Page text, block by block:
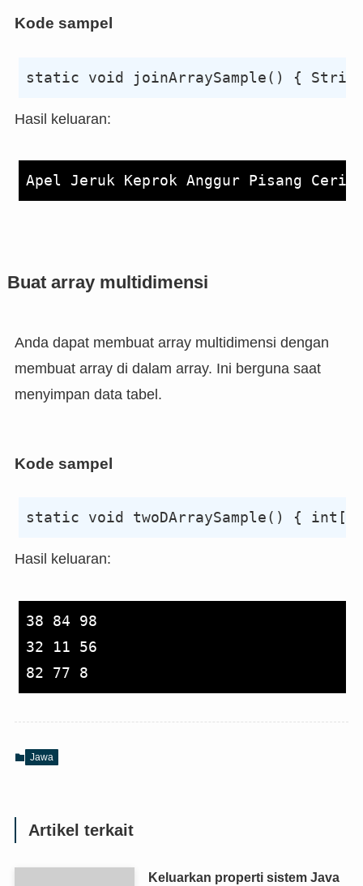
Kode sampel
Hasil keluaran:
Buat array multidimensi
Anda dapat membuat array multidimensi dengan
membuat array di dalam array. Ini berguna saat
menyimpan data tabel.
Kode sampel
Hasil keluaran:
38 84 98
32 11 56
Jawa
Artikel terkait
Keluarkan properti sistem Java